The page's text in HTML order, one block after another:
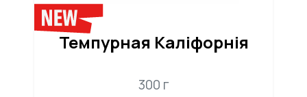
Темпурная Каліфорнія
300 г